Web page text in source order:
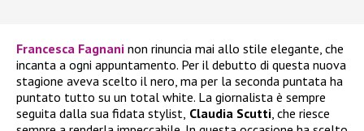
Francesca Fagnani non rinuncia mai allo stile elegante, che
incanta a ogni appuntamento. Per il debutto di questa nuova
stagione aveva scelto il nero, ma per la seconda puntata ha
puntato tutto su un total white. La giornalista è sempre
seguita dalla sua fidata stylist, Claudia Scutti, che riesce